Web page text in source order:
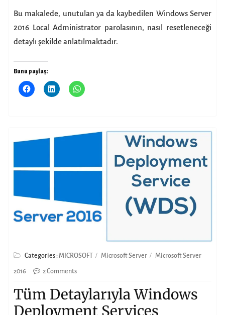
Bu makalede, unutulan ya da kaybedilen Windows Server
2016 Local Administrator parolasının, nasıl resetleneceği
detaylı şekilde anlatılmaktadır.
Bunu paylaş:
Categories :MICROSOFT Microsoft Server Microsoft Server
2016 2 Comments
Tüm Detaylarıyla Windows
Deployment Services